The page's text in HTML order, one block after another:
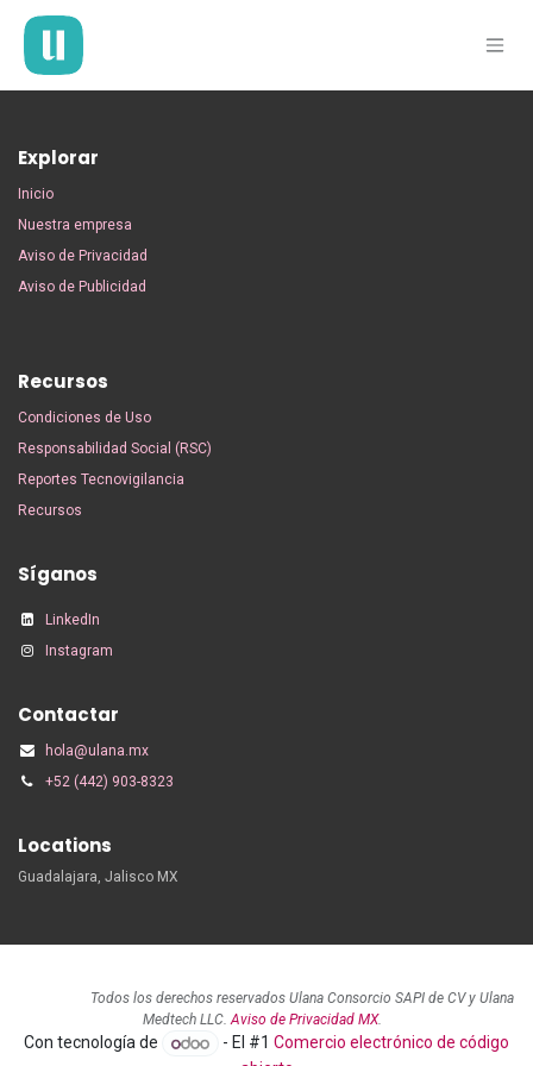
Explorar
Inicio
Nuestra empresa
Aviso de Privacidad
Aviso de Publicidad
Recursos
Condiciones de Uso
Responsabilidad Social (RSC)
Reportes Tecnovigilancia
Recursos
Síganos
LinkedIn
Instagram
Contactar
hola@ulana.mx
+52 (442) 903-8323
Locations
Guadalajara, Jalisco MX
Todos los derechos reservados Ulana Consorcio SAPI de CV y Ulana
Medtech LLC.Aviso de Privacidad MX.
Con tecnología de - El #1Comercio electrónico de código